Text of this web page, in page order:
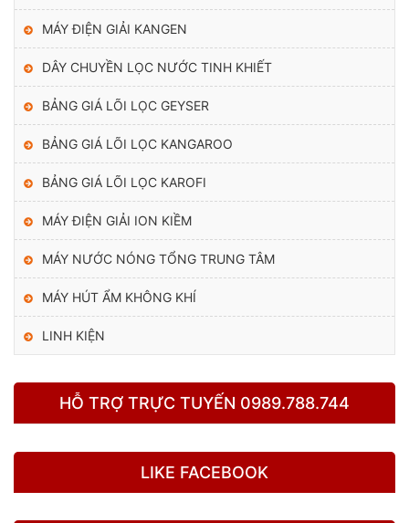
MÁY ĐIỆN GIẢI KANGEN
DÂY CHUYỀN LỌC NƯỚC TINH KHIẾT
BẢNG GIÁ LÕI LỌC GEYSER
BẢNG GIÁ LÕI LỌC KANGAROO
BẢNG GIÁ LÕI LỌC KAROFI
MÁY ĐIỆN GIẢI ION KIỀM
MÁY NƯỚC NÓNG TỔNG TRUNG TÂM
MÁY HÚT ẨM KHÔNG KHÍ
LINH KIỆN
HỖ TRỢ TRỰC TUYẾN 0989.788.744
LIKE FACEBOOK